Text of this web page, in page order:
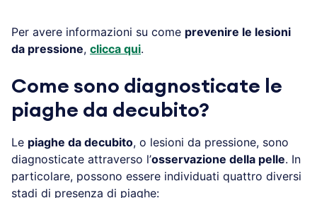
Per avere informazioni su come prevenire le lesioni
da pressione, clicca qui.
Come sono diagnosticate le
piaghe da decubito?
Le piaghe da decubito, o lesioni da pressione, sono
diagnosticate attraverso l’osservazione della pelle. In
particolare, possono essere individuati quattro diversi
stadi di presenza di piaghe: